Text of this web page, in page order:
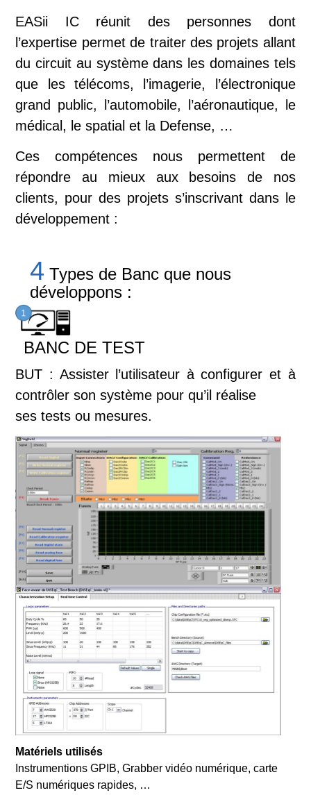
EASii IC réunit des personnes dont
l’expertise permet de traiter des projets allant
du circuit au système dans les domaines tels
que les télécoms, l’imagerie, l’électronique
grand public, l’automobile, l’aéronautique, le
médical, le spatial et la Defense, …
Ces compétences nous permettent de
répondre au mieux aux besoins de nos
clients, pour des projets s’inscrivant dans le
développement :
4 Types de Banc que nous
développons :
BANC DE TEST
BUT : Assister l’utilisateur à configurer et à
contrôler son système pour qu’il réalise
ses tests ou mesures.
Matériels utilisés
Instrumentions GPIB, Grabber vidéo numérique, carte
E/S numériques rapides, …